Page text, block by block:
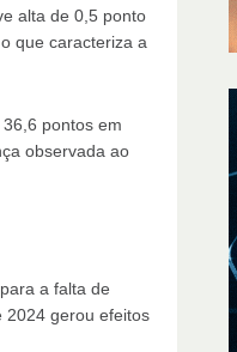
alta de 0,5 ponto
que caracteriza a
pontos em
observada ao
a falta de
2024 gerou efeitos